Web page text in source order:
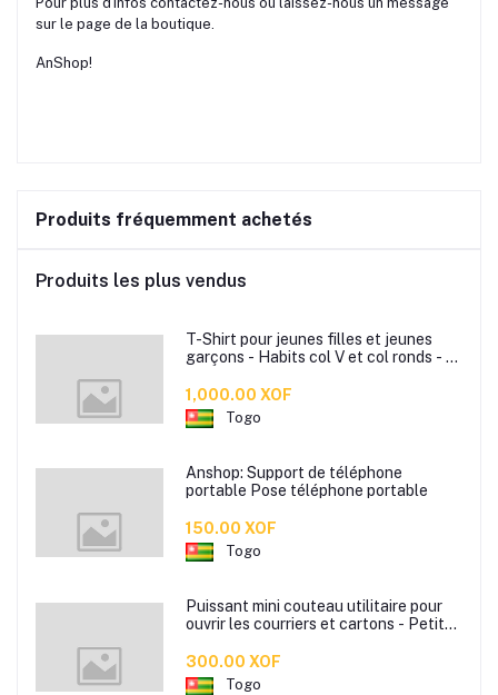
sur le page de la boutique.
AnShop!
Produits fréquemment achetés
Produits les plus vendus
T-Shirt pour jeunes filles et jeunes
garçons - Habits col V et col ronds - T-
1,000.00 XOF
Togo
Anshop: Support de téléphone
portable Pose téléphone portable
150.00 XOF
Togo
Puissant mini couteau utilitaire pour
ouvrir les courriers et cartons - Petite
lame portable disponible en plusieurs
couleurs
300.00 XOF
Togo